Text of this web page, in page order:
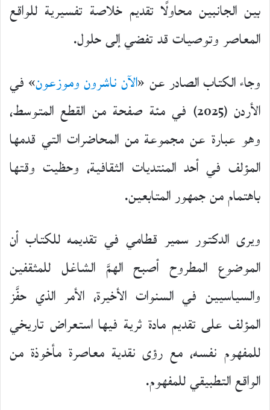
بين الجانبين محاولًا تقديم خلاصة تفسيرية للواقع
المعاصر وتوصيات قد تفضي إلى حلول.
وجاء الكتاب الصادر عن «الآن ناشرون وموزعون» في
الأردن (2025) في مئة صفحة من القطع المتوسط،
وهو عبارة عن مجموعة من المحاضرات التي قدمها
المؤلف في أحد المنتديات الثقافية، وحظيت وقتها
باهتمام من جمهور المتابعين.
ويرى الدكتور سمير قطامي في تقديمه للكتاب أن
الموضوع المطروح أصبح الهمَّ الشاغل للمثقفين
والسياسيين في السنوات الأخيرة، الأمر الذي حفَّز
المؤلف على تقديم مادة ثرية فيها استعراض تاريخي
للمفهوم نفسه، مع رؤى نقدية معاصرة مأخوذة من
الواقع التطبيقي للمفهوم.